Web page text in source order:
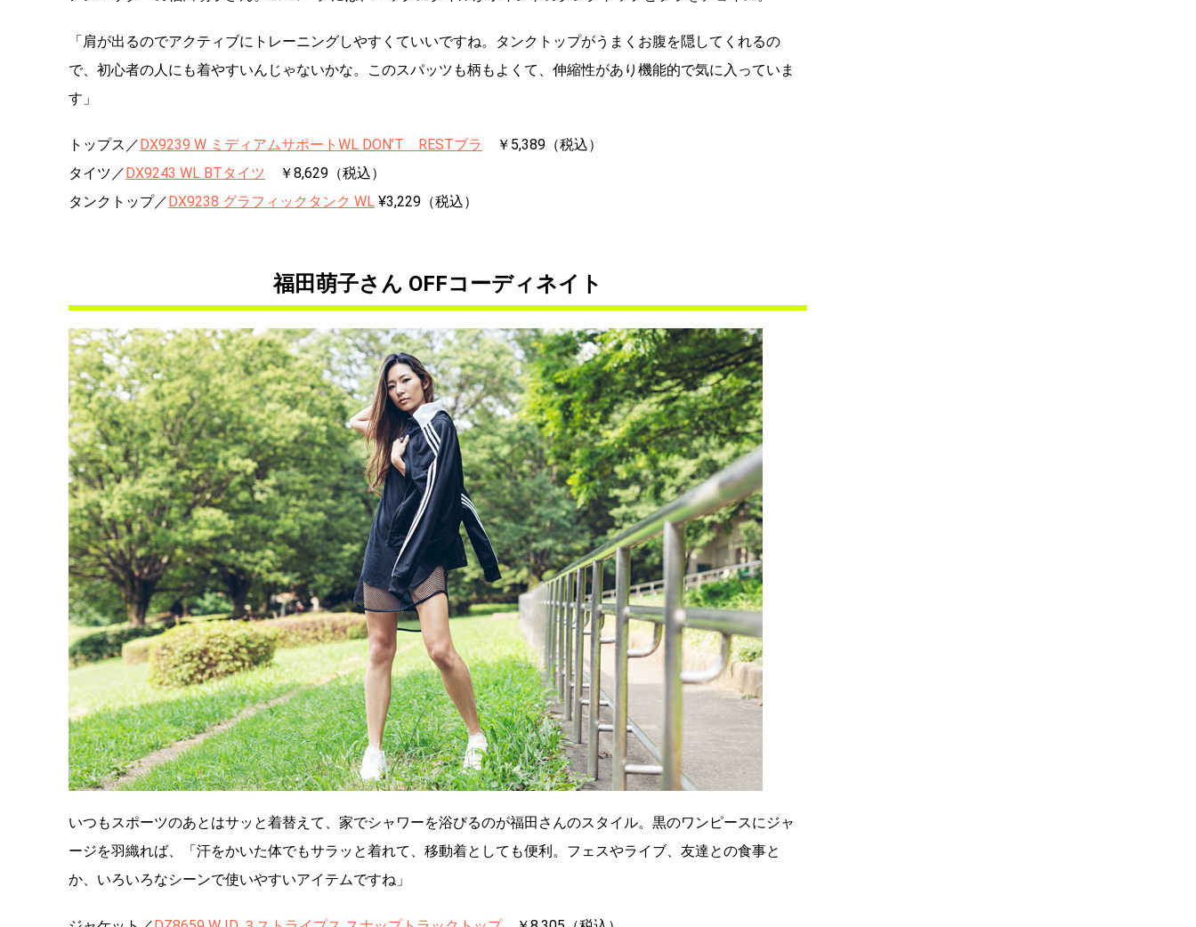
「肩が出るのでアクティブにトレーニングしやすくていいですね。タンクトップがうまくお腹を隠してくれるの
で、初心者の人にも着やすいんじゃないかな。このスパッツも柄もよくて、伸縮性があり機能的で気に入っていま
す」
トップス／ DX9239 W ミディアムサポートWL DON’T RESTブラ
￥5,389（税込）
タイツ／ DX9243 WL BTタイツ ￥8,629（税込）
タンクトップ／ DX9238 グラフィックタンク WL ¥3,229（税込）
福田萌子さん OFFコーディネイト
いつもスポーツのあとはサッと着替えて、家でシャワーを浴びるのが福田さんのスタイル。黒のワンピースにジャ
ージを羽織れば、「汗をかいた体でもサラッと着れて、移動着としても便利。フェスやライブ、友達との食事と
か、いろいろなシーンで使いやすいアイテムですね」